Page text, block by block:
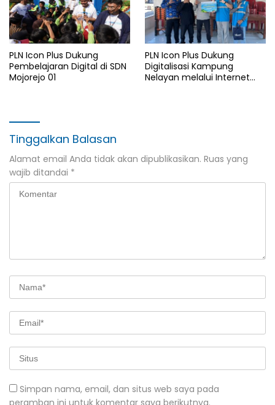
PLN Icon Plus Dukung
Pembelajaran Digital di SDN
Mojorejo 01
PLN Icon Plus Dukung
Digitalisasi Kampung
Nelayan melalui Internet
Tinggalkan Balasan
Alamat email Anda tidak akan dipublikasikan. Ruas yang
wajib ditandai *
Simpan nama, email, dan situs web saya pada
peramban ini untuk komentar saya berikutnya.